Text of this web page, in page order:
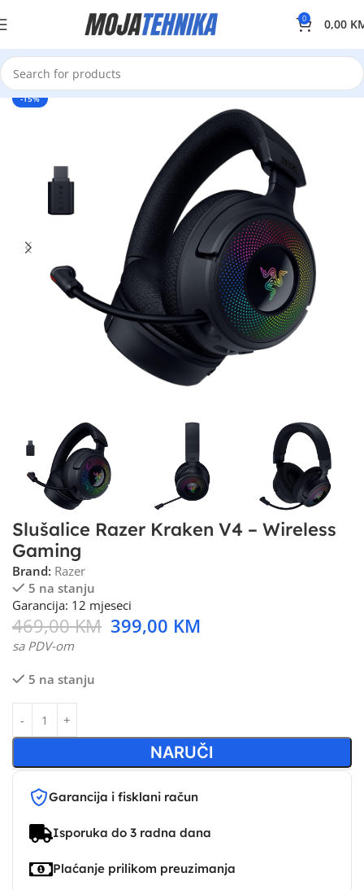
0 0,00
-15%
Slušalice Razer Kraken V4 – Wireless
Gaming
Brand: Razer
5 na stanju
Garancija: 12 mjeseci
469,00KM 399,00 KM
sa PDV-om
5 na stanju
NARUČI
Garancija i fisklani račun
Isporuka do 3 radna dana
Plaćanje prilikom preuzimanja